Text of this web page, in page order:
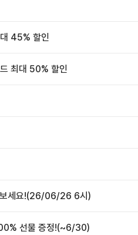
45% 할인
최대 50% 할인
보세요!(26/06/26 6시)
선물 증정!(~6/30)